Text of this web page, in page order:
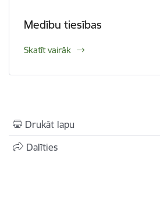
Medību tiesības
Skatīt vairāk
Drukāt lapu
Dalīties